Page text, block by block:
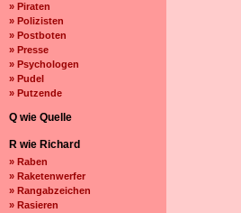
» Piraten
» Polizisten
» Postboten
» Presse
» Psychologen
» Pudel
» Putzende
Q wie Quelle
R wie Richard
» Raben
» Raketenwerfer
» Rangabzeichen
» Rasieren